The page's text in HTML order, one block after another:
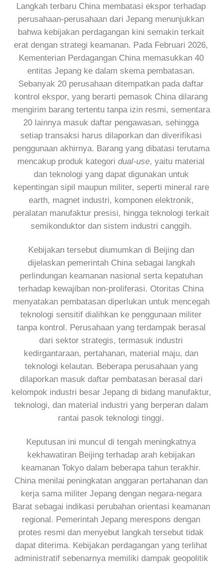
Langkah terbaru China membatasi ekspor terhadap
perusahaan-perusahaan dari Jepang menunjukkan
bahwa kebijakan perdagangan kini semakin terkait
erat dengan strategi keamanan. Pada Februari 2026,
Kementerian Perdagangan China memasukkan 40
entitas Jepang ke dalam skema pembatasan.
Sebanyak 20 perusahaan ditempatkan pada daftar
kontrol ekspor, yang berarti pemasok China dilarang
mengirim barang tertentu tanpa izin resmi, sementara
20 lainnya masuk daftar pengawasan, sehingga
setiap transaksi harus dilaporkan dan diverifikasi
penggunaan akhirnya. Barang yang dibatasi terutama
mencakup produk kategori dual-use, yaitu material
dan teknologi yang dapat digunakan untuk
kepentingan sipil maupun militer, seperti mineral rare
earth, magnet industri, komponen elektronik,
peralatan manufaktur presisi, hingga teknologi terkait
semikonduktor dan sistem industri canggih.
Kebijakan tersebut diumumkan di Beijing dan
dijelaskan pemerintah China sebagai langkah
perlindungan keamanan nasional serta kepatuhan
terhadap kewajiban non-proliferasi. Otoritas China
menyatakan pembatasan diperlukan untuk mencegah
teknologi sensitif dialihkan ke penggunaan militer
tanpa kontrol. Perusahaan yang terdampak berasal
dari sektor strategis, termasuk industri
kedirgantaraan, pertahanan, material maju, dan
teknologi kelautan. Beberapa perusahaan yang
dilaporkan masuk daftar pembatasan berasal dari
kelompok industri besar Jepang di bidang manufaktur,
teknologi, dan material industri yang berperan dalam
rantai pasok teknologi tinggi.
Keputusan ini muncul di tengah meningkatnya
kekhawatiran Beijing terhadap arah kebijakan
keamanan Tokyo dalam beberapa tahun terakhir.
China menilai peningkatan anggaran pertahanan dan
kerja sama militer Jepang dengan negara-negara
Barat sebagai indikasi perubahan orientasi keamanan
regional. Pemerintah Jepang merespons dengan
protes resmi dan menyebut langkah tersebut tidak
dapat diterima. Kebijakan perdagangan yang terlihat
administratif sebenarnya memiliki dampak geopolitik